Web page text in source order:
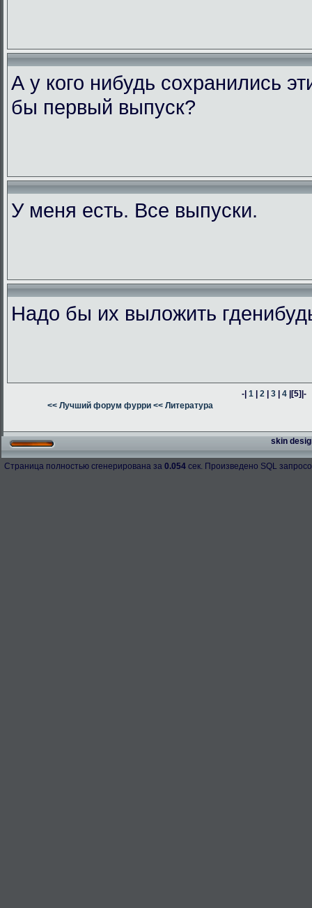
А у кого нибудь сохранились
бы первый выпуск?
У меня есть. Все выпуски.
Надо бы их выложить
-|1 |2 |3 |4 |[5]|-
<< Лучший форум фурри << Литература
skin
Страница полностью сгенерирована за 0.054 сек. Произведено SQL